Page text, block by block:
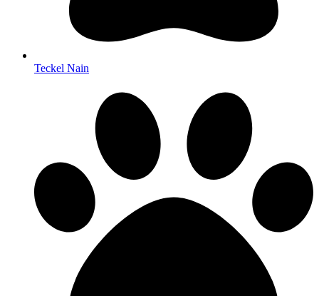
Teckel Nain